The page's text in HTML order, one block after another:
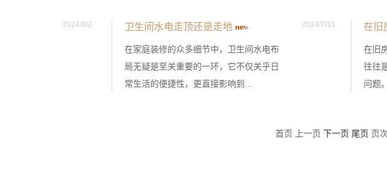
2024/8/2 卫生间水电走顶还是走地
在家庭装修的众多细节中，卫生间水电布
局无疑是至关重要的一环，它不仅关乎日
常生活的便捷性，更直接影响到...
2024/7/31
在旧
往往
问题
首页 上一页 下一页 尾页 页